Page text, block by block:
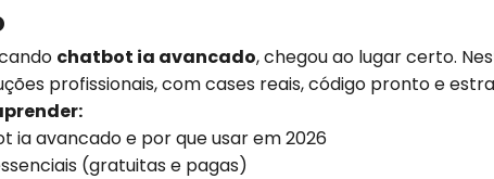
chatbot ia avancado, chegou ao lugar certo.
profissionais, com cases reais, código pronto e
ia avancado e por que usar em 2026
(gratuitas e pagas)